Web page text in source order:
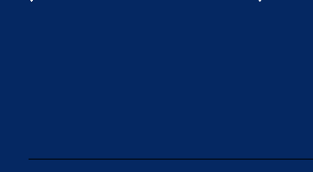
Вопрос ответ